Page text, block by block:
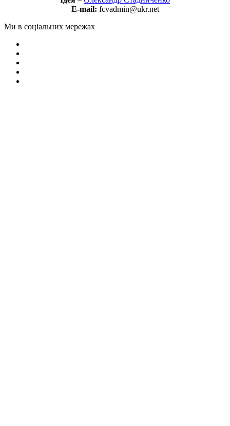
E-mail: fcvadmin@ukr.net
Ми в соціальних мережах